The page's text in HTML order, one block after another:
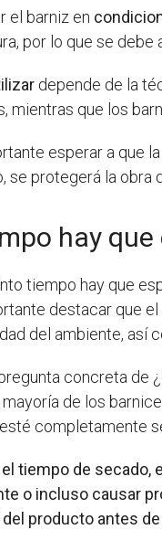
el barniz en
por lo que se
depende de la
mientras que los
esperar a que
se protegerá la
hay
tiempo hay que
destacar que
del ambiente, así
concreta de
mayoría de los
completamente
tiempo de secado,
o incluso causar
producto antes